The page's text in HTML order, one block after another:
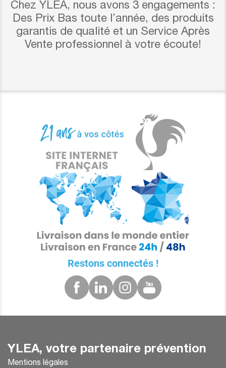
Chez YLEA, nous avons 3 engagements :
Des Prix Bas toute l’année, des produits
garantis de qualité et un Service Après
Vente professionnel à votre écoute!
Restons connectés !
YLEA, votre partenaire prévention
Mentions légales